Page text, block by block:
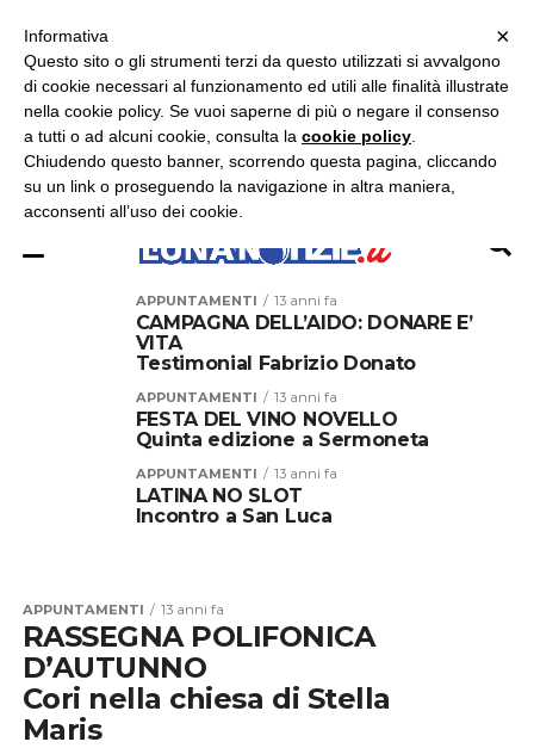
ASCOLTA RADIO LUNA
APPUNTAMENTI 13 anni fa
CAMPAGNA DELL’AIDO: DONARE E’
VITA
Testimonial Fabrizio Donato
APPUNTAMENTI 13 anni fa
FESTA DEL VINO NOVELLO
Quinta edizione a Sermoneta
APPUNTAMENTI 13 anni fa
LATINA NO SLOT
Incontro a San Luca
APPUNTAMENTI 13 anni fa
RASSEGNA POLIFONICA
D’AUTUNNO
Cori nella chiesa di Stella
Maris
×
Informativa
Questo sito o gli strumenti terzi da questo utilizzati si avvalgono
di cookie necessari al funzionamento ed utili alle finalità illustrate
nella cookie policy. Se vuoi saperne di più o negare il consenso
a tutti o ad alcuni cookie, consulta la cookie policy
Chiudendo questo banner, scorrendo questa pagina, cliccando
su un link o proseguendo la navigazione in altra maniera,
acconsenti all’uso dei cookie.